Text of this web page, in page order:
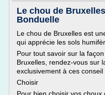
Le chou de
Bonduelle
Le chou de Bruxelles est
qui apprécie les sols
Pour tout savoir sur la
Bruxelles, rendez-vous sur
exclusivement à ces conseil
Choisir